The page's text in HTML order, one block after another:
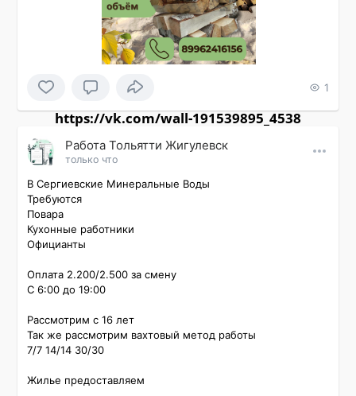
1
https://vk.com/wall-191539895_4538
Работа Тольятти Жигулевск
только что
В Сергиевские Минеральные Воды
Требуются
Повара
Кухонные работники
Официанты
Оплата 2.200/2.500 за смену
С 6:00 до 19:00
Рассмотрим с 16 лет
Так же рассмотрим вахтовый метод работы
7/7 14/14 30/30
Жилье предоставляем